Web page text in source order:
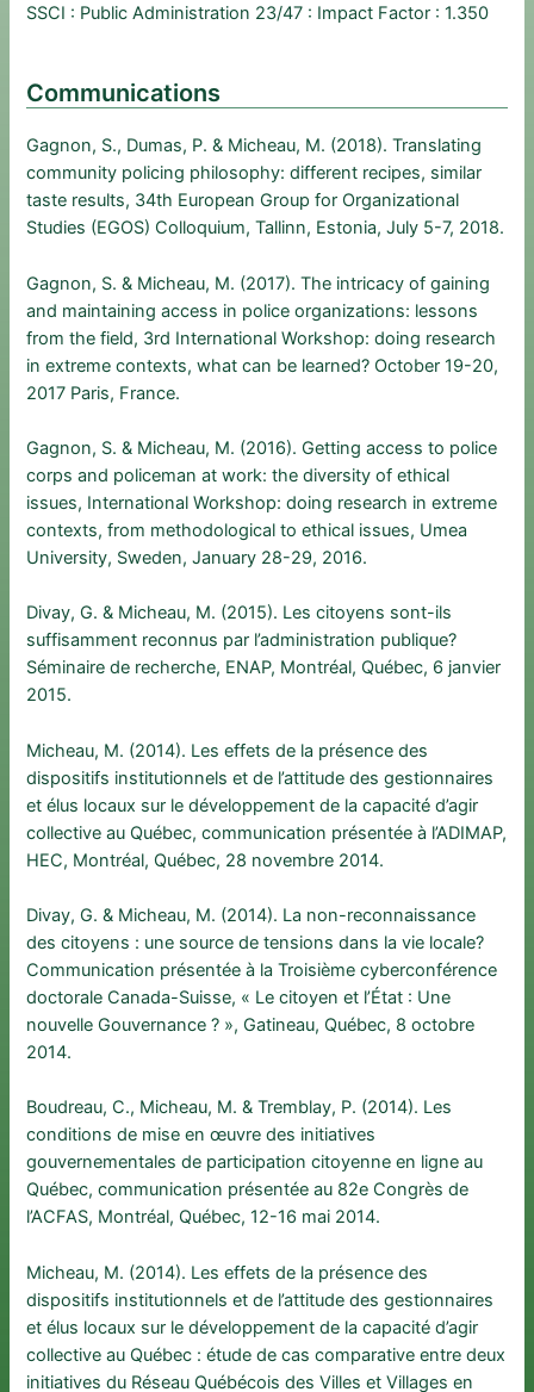
SSCI : Public Administration 23/47 : Impact Factor : 1.350
Communications
Gagnon, S., Dumas, P. & Micheau, M. (2018). Translating
community policing philosophy: different recipes, similar
taste results, 34th European Group for Organizational
Studies (EGOS) Colloquium, Tallinn, Estonia, July 5-7, 2018.
Gagnon, S. & Micheau, M. (2017). The intricacy of gaining
and maintaining access in police organizations: lessons
from the field, 3rd International Workshop: doing research
in extreme contexts, what can be learned? October 19-20,
2017 Paris, France.
Gagnon, S. & Micheau, M. (2016). Getting access to police
corps and policeman at work: the diversity of ethical
issues, International Workshop: doing research in extreme
contexts, from methodological to ethical issues, Umea
University, Sweden, January 28-29, 2016.
Divay, G. & Micheau, M. (2015). Les citoyens sont-ils
suffisamment reconnus par l’administration publique?
Séminaire de recherche, ENAP, Montréal, Québec, 6 janvier
2015.
Micheau, M. (2014). Les effets de la présence des
dispositifs institutionnels et de l’attitude des gestionnaires
et élus locaux sur le développement de la capacité d’agir
collective au Québec, communication présentée à l’ADIMAP,
HEC, Montréal, Québec, 28 novembre 2014.
Divay, G. & Micheau, M. (2014). La non-reconnaissance
des citoyens : une source de tensions dans la vie locale?
Communication présentée à la Troisième cyberconférence
doctorale Canada-Suisse, « Le citoyen et l’État : Une
nouvelle Gouvernance ? », Gatineau, Québec, 8 octobre
2014.
Boudreau, C., Micheau, M. & Tremblay, P. (2014). Les
conditions de mise en œuvre des initiatives
gouvernementales de participation citoyenne en ligne au
Québec, communication présentée au 82e Congrès de
l’ACFAS, Montréal, Québec, 12-16 mai 2014.
Micheau, M. (2014). Les effets de la présence des
dispositifs institutionnels et de l’attitude des gestionnaires
et élus locaux sur le développement de la capacité d’agir
collective au Québec : étude de cas comparative entre deux
initiatives du Réseau Québécois des Villes et Villages en